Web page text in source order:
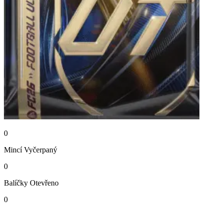
0
Mincí Vyčerpaný
0
Balíčky Otevřeno
0